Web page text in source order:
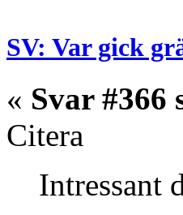
SV: Var gick
« Svar #366
Citera
Intressant